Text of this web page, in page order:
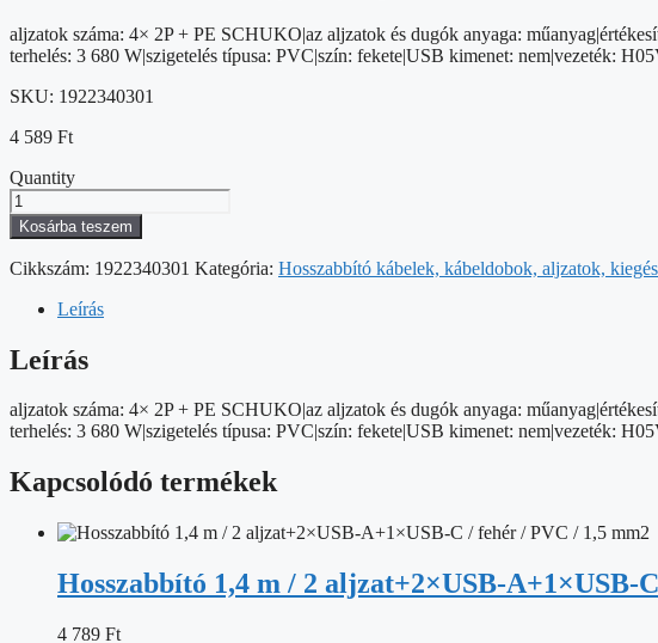
aljzatok száma: 4× 2P + PE SCHUKO|az aljzatok és dugók anyaga:
terhelés: 3 680 W|szigetelés típusa: PVC|szín: fekete|USB kimenet: nem|vezeték:
SKU: 1922340301
4 589 Ft
Quantity
Hosszabbító
3
m
/
aljzat
kapcsolós
/
/
PVC
1,5
mennyiség
Kosárba teszem
Cikkszám: 1922340301 Kategória: Hosszabbító kábelek, kábeldobok, aljzatok,
Leírás
Leírás
aljzatok száma: 4× 2P + PE SCHUKO|az aljzatok és dugók anyaga:
terhelés: 3 680 W|szigetelés típusa: PVC|szín: fekete|USB kimenet: nem|vezeték:
Kapcsolódó termékek
Hosszabbító 1,4 m / 2 aljzat+2×USB-A+1×USB-
4 789 Ft